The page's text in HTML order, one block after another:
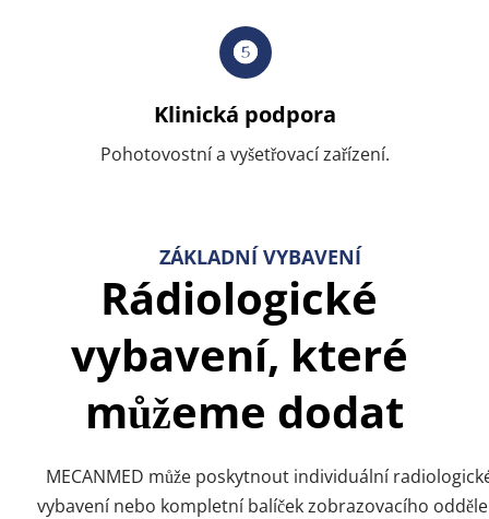
Klinická podpora
Pohotovostní a vyšetřovací zařízení.
ZÁKLADNÍ VYBAVENÍ
Rádiologické
vybavení, které
můžeme dodat
MECANMED může poskytnout individuální
vybavení nebo kompletní balíček zobrazovacího